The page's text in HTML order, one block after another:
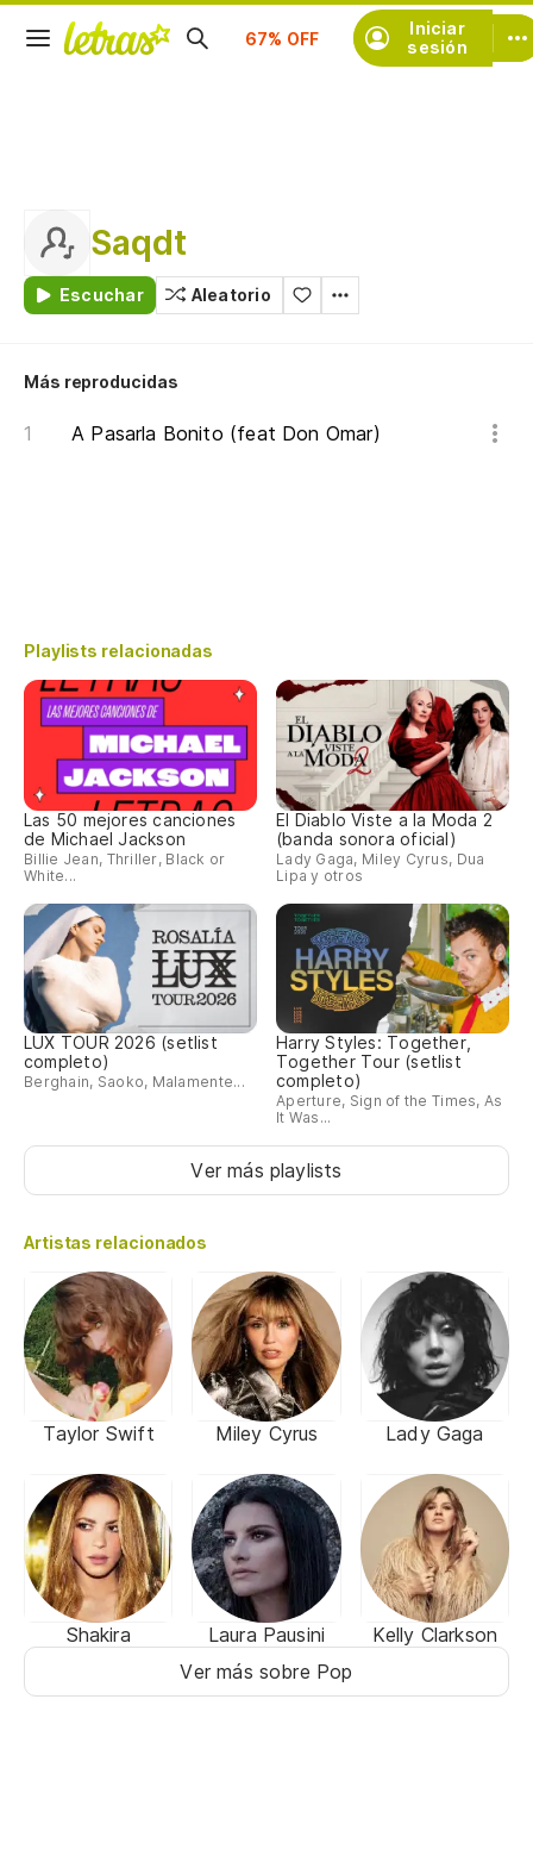
Iniciar
sesión
Suscríbete
Saqdt
Escuchar Aleatorio
Más reproducidas
A Pasarla Bonito (feat Don Omar)
Playlists relacionadas
Las 50 mejores canciones
de Michael Jackson
Billie Jean, Thriller, Black or
White...
El Diablo Viste a la Moda 2
(banda sonora oficial)
Lady Gaga, Miley Cyrus, Dua
Lipa y otros
LUX TOUR 2026 (setlist
completo)
Berghain, Saoko, Malamente...
Harry Styles: Together,
Together Tour (setlist
completo)
Aperture, Sign of the Times, As
It Was...
Ver más playlists
Artistas relacionados
Taylor Swift Miley Cyrus Lady Gaga
Shakira Laura Pausini
Kelly Clarkson
Ver más sobre Pop